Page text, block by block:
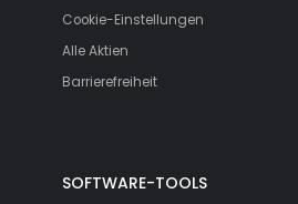
Cookie-Einstellungen
Alle Aktien
Barrierefreiheit
SOFTWARE-TOOLS